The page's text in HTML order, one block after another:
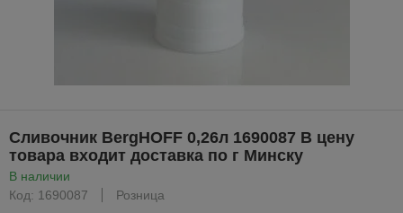
Сливочник BergHOFF 0,26л 1690087 В цену
товара входит доставка по г Минску
В наличии
Код: 1690087
Розница